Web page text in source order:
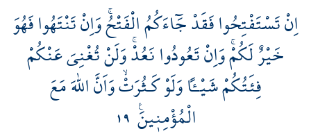
اِنْ تَسْتَفْتِحُوا فَقَدْ جَٓاءَكُمُ الْفَتْحُۚ وَاِنْ تَنْتَهُوا فَهُوَ
خَيْرٌ لَكُمْۚ وَاِنْ تَعُودُوا نَعُدْۚ وَلَنْ تُغْنِيَ عَنْكُمْ
فِئَتُكُمْ شَيْـٔاً وَلَوْ كَـثُرَتْۙ وَاَنَّ اللّٰهَ مَعَ
الْمُؤْمِن۪ينَ۟ ١٩